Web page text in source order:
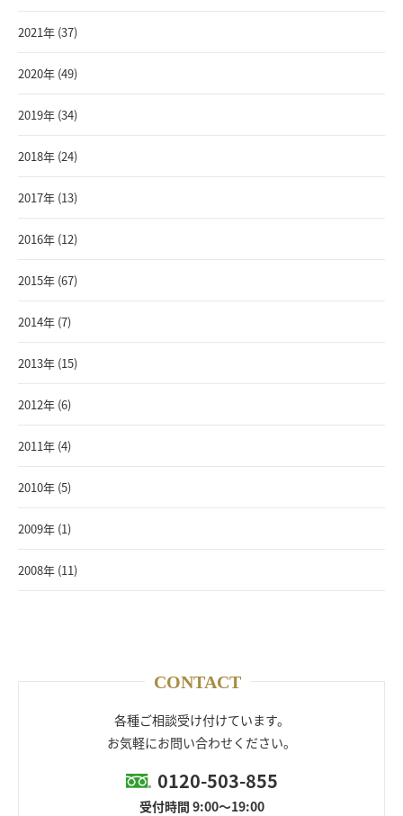
2021年 (37)
2020年 (49)
2019年 (34)
2018年 (24)
2017年 (13)
2016年 (12)
2015年 (67)
2014年 (7)
2013年 (15)
2012年 (6)
2011年 (4)
2010年 (5)
2009年 (1)
2008年 (11)
CONTACT
各種ご相談受け付けています。
お気軽にお問い合わせください。
0120-503-855
受付時間 9:00～19:00